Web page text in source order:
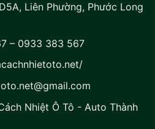
Liên Phường, Phước Long
– 0933 383 567
Nhiệt Ô Tô - Auto Thành